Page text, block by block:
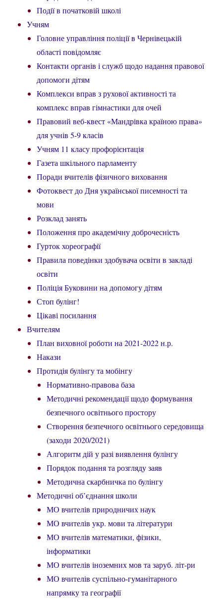
Події в початковій школі
Учням
Головне управління поліції в Чернівецькій
області повідомляє
Контакти органів і служб щодо надання правової
допомоги дітям
Комплекси вправ з рухової активності та
комплекс вправ гімнастики для очей
Правовий веб-квест «Мандрівка країною права»
для учнів 5-9 класів
Учням 11 класу профорієнтація
Газета шкільного парламенту
Поради вчителів фізичного виховання
Фотоквест до Дня української писемності та
мови
Розклад занять
Положення про академічну доброчесність
Гурток хореографії
Правила поведінки здобувача освіти в закладі
освіти
Поліція Буковини на допомогу дітям
Стоп булінг!
Цікаві посилання
Вчителям
План виховної роботи на 2021-2022 н.р.
Накази
Протидія булінгу та мобінгу
Нормативно-правова база
Методичні рекомендації щодо формування
безпечного освітнього простору
Створення безпечного освітнього середовища
(заходи 2020/2021)
Алгоритм дій у разі виявлення булінгу
Порядок подання та розгляду заяв
Методична скарбничка по булінгу
Методичні об’єднання школи
МО вчителів природничих наук
МО вчителів укр. мови та літератури
МО вчителів математики, фізики,
інформатики
МО вчителів іноземних мов та заруб. літ-ри
МО вчителів суспільно-гуманітарного
напрямку та географії